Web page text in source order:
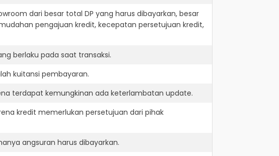
dari besar total DP yang harus dibayarkan, besar
pengajuan kredit, kecepatan persetujuan kredit,
berlaku pada saat transaksi.
kuitansi pembayaran.
terdapat kemungkinan ada keterlambatan update.
kredit memerlukan persetujuan dari pihak
angsuran harus dibayarkan.